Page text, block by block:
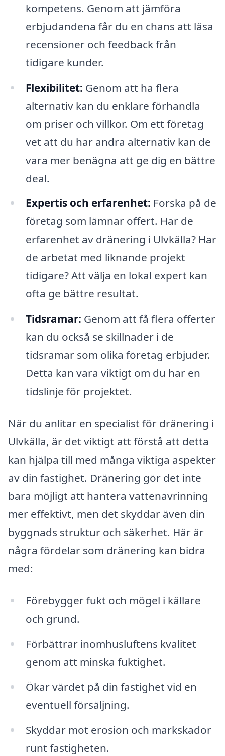
kompetens. Genom att jämföra
erbjudandena får du en chans att läsa
recensioner och feedback från
tidigare kunder.
Flexibilitet: Genom att ha flera
alternativ kan du enklare förhandla
om priser och villkor. Om ett företag
vet att du har andra alternativ kan de
vara mer benägna att ge dig en bättre
deal.
Expertis och erfarenhet: Forska på de
företag som lämnar offert. Har de
erfarenhet av dränering i Ulvkälla? Har
de arbetat med liknande projekt
tidigare? Att välja en lokal expert kan
ofta ge bättre resultat.
Tidsramar: Genom att få flera offerter
kan du också se skillnader i de
tidsramar som olika företag erbjuder.
Detta kan vara viktigt om du har en
tidslinje för projektet.
När du anlitar en specialist för dränering i
Ulvkälla, är det viktigt att förstå att detta
kan hjälpa till med många viktiga aspekter
av din fastighet. Dränering gör det inte
bara möjligt att hantera vattenavrinning
mer effektivt, men det skyddar även din
byggnads struktur och säkerhet. Här är
några fördelar som dränering kan bidra
med:
Förebygger fukt och mögel i källare
och grund.
Förbättrar inomhusluftens kvalitet
genom att minska fuktighet.
Ökar värdet på din fastighet vid en
eventuell försäljning.
Skyddar mot erosion och markskador
runt fastigheten.